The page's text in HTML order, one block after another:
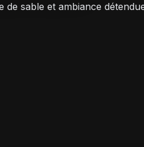
sable et ambiance